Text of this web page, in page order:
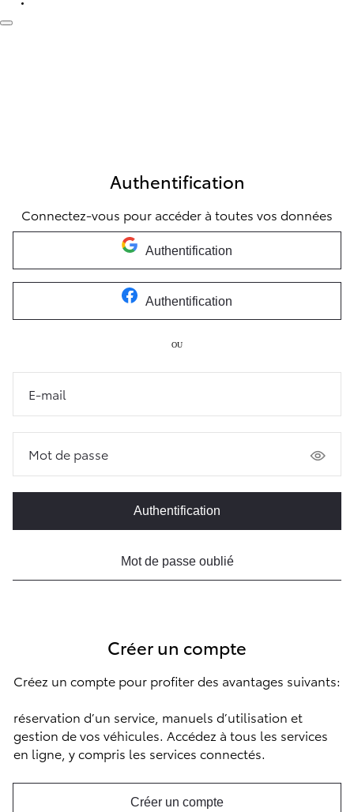
Authentification
Connectez-vous pour accéder à toutes vos données
Authentification
Authentification
OU
E-mail
Mot de passe
Authentification
Mot de passe oublié
Créer un compte
Créez un compte pour profiter des avantages suivants:
réservation d’un service, manuels d’utilisation et
gestion de vos véhicules. Accédez à tous les services
en ligne, y compris les services connectés.
Créer un compte